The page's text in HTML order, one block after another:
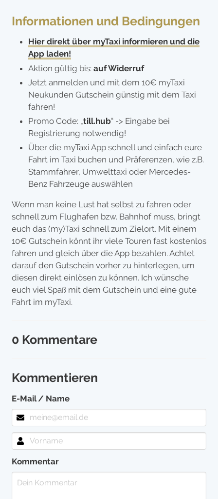
Informationen und Bedingungen
Hier direkt über myTaxi informieren und die
App laden!
Aktion gültig bis: auf Widerruf
Jetzt anmelden und mit dem 10€ myTaxi
Neukunden Gutschein günstig mit dem Taxi
fahren!
Promo Code: „till.hub“ -> Eingabe bei
Registrierung notwendig!
Über die myTaxi App schnell und einfach eure
Fahrt im Taxi buchen und Präferenzen, wie z.B.
Stammfahrer, Umwelttaxi oder Mercedes-
Benz Fahrzeuge auswählen
Wenn man keine Lust hat selbst zu fahren oder
schnell zum Flughafen bzw. Bahnhof muss, bringt
euch das (my)Taxi schnell zum Zielort. Mit einem
10€ Gutschein könnt ihr viele Touren fast kostenlos
fahren und gleich über die App bezahlen. Achtet
darauf den Gutschein vorher zu hinterlegen, um
diesen direkt einlösen zu können. Ich wünsche
euch viel Spaß mit dem Gutschein und eine gute
Fahrt im myTaxi.
0 Kommentare
Kommentieren
E-Mail / Name
Kommentar